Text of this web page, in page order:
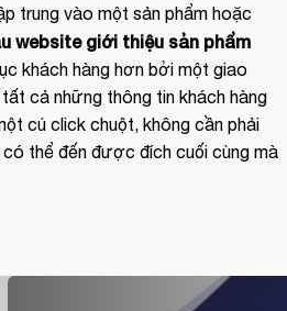
trung vào một sản phẩm hoặc
website giới thiệu sản phẩm
khách hàng hơn bởi một giao
cả những thông tin khách hàng
cú click chuột, không cần phải
có thể đến được đích cuối cùng mà
❆